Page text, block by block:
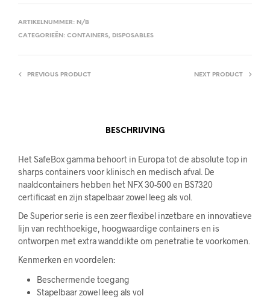
ARTIKELNUMMER: N/B
CATEGORIEËN: CONTAINERS, DISPOSABLES
PREVIOUS PRODUCT NEXT PRODUCT
BESCHRIJVING
Het SafeBox gamma behoort in Europa tot de absolute top in
sharps containers voor klinisch en medisch afval. De
naaldcontainers hebben het NFX 30-500 en BS7320
certificaat en zijn stapelbaar zowel leeg als vol.
De Superior serie is een zeer flexibel inzetbare en innovatieve
lijn van rechthoekige, hoogwaardige containers en is
ontworpen met extra wanddikte om penetratie te voorkomen.
Kenmerken en voordelen:
Beschermende toegang
Stapelbaar zowel leeg als vol